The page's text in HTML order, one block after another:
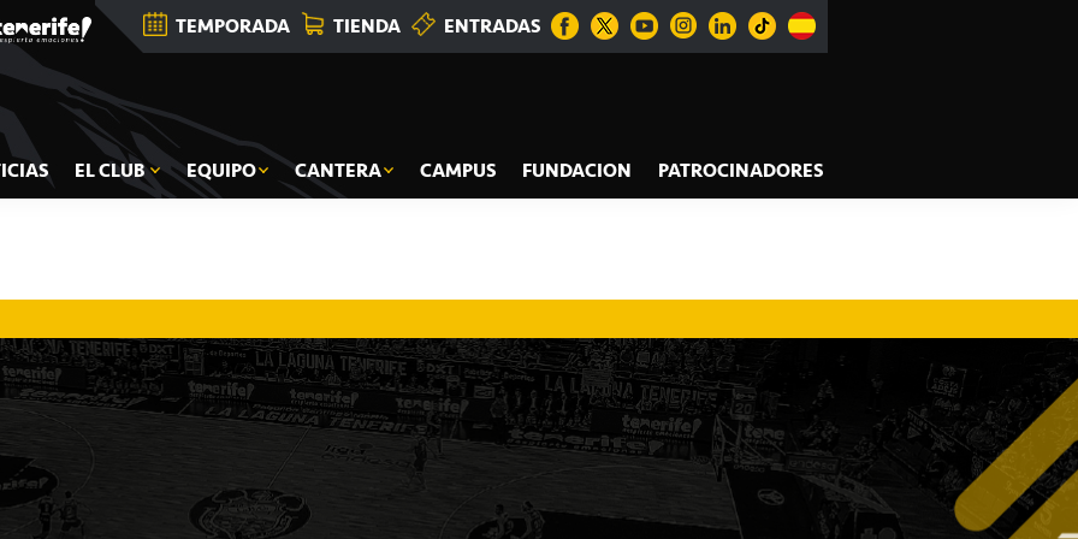
TEMPORADA TIENDA ENTRADAS
EL CLUB EQUIPO CANTERA CAMPUS FUNDACION
PATROCINADORES